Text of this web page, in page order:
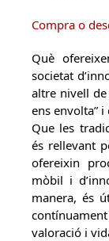
Compra o
Què
societat
altre nivell de
ens envolta”
Que les
és rellevant
ofereixin
mòbil i
manera, és
valoració i